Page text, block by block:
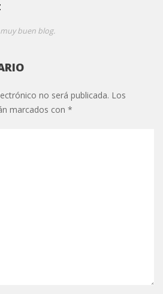
buen blog.
no será publicada. Los
marcados con *